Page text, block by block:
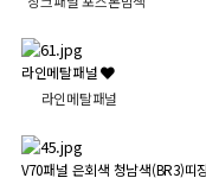
라인메탈패널
라인메탈패널
V70패널 은회색 청남색(BR3)띠